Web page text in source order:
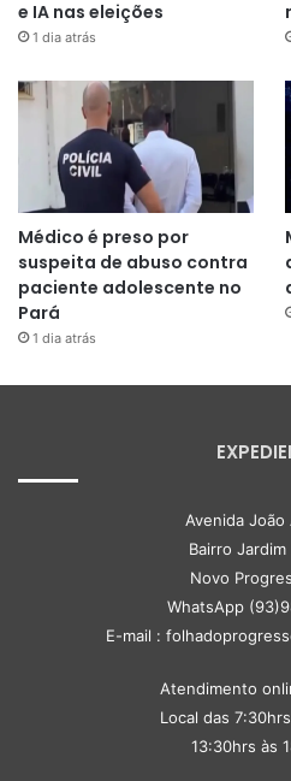
e IA nas eleições
1 dia atrás
Médico é preso por
suspeita de abuso contra
paciente adolescente no
Pará
1 dia atrás
Avenida João
Bairro Jardim
Novo
WhatsApp
E-mail :
Atendimento
Local das
13:30hrs às